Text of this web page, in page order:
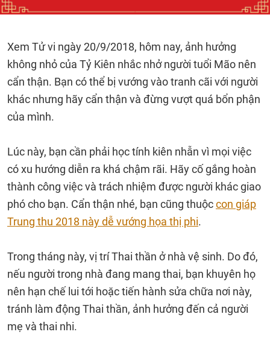
Xem Tử vi ngày 20/9/2018, hôm nay, ảnh hưởng
không nhỏ của Tỷ Kiên nhắc nhở người tuổi Mão nên
cẩn thận. Bạn có thể bị vướng vào tranh cãi với người
khác nhưng hãy cẩn thận và đừng vượt quá bổn phận
của mình.
Lúc này, bạn cần phải học tính kiên nhẫn vì mọi việc
có xu hướng diễn ra khá chậm rãi. Hãy cố gắng hoàn
thành công việc và trách nhiệm được người khác giao
phó cho bạn. Cẩn thận nhé, bạn cũng thuộccon giáp
Trung thu 2018 này dễ vướng họa thị phi.
Trong tháng này, vị trí Thai thần ở nhà vệ sinh. Do đó,
nếu người trong nhà đang mang thai, bạn khuyên họ
nên hạn chế lui tới hoặc tiến hành sửa chữa nơi này,
tránh làm động Thai thần, ảnh hưởng đến cả người
mẹ và thai nhi.